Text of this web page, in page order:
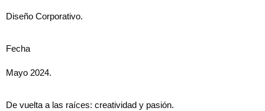
Diseño Corporativo.
Fecha
Mayo 2024.
De vuelta a las raíces: creatividad y pasión.